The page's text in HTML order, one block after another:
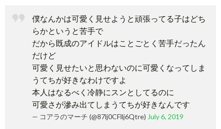
僕なんかは可愛く見せようと頑張ってる子はどち
らかというと苦手で
だから既成のアイドルはことごとく苦手だったん
だけど
可愛く見せたいと思わないのに可愛くなってしま
うてちが好きなわけですよ
本人はなるべく冷静にスンとしてるのに
可愛さが滲み出てしまうてちが好きなんです
— コアラのマーチ (@87lj0CFllj6Qtre) July 6, 2019